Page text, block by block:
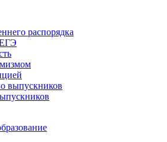
распорядка
выпускников